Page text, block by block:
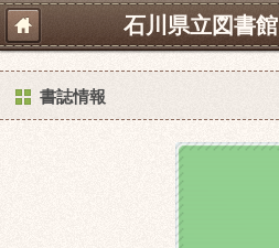
石川県立図書館
書誌情報